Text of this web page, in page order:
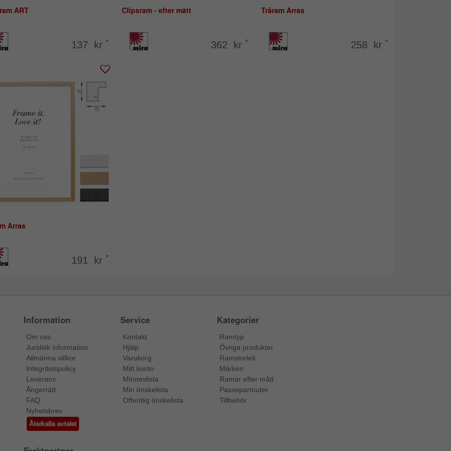
ART
137 kr *
Clipsram - efter mått
362 kr *
Träram Arras
258 kr *
Arras
191 kr *
Information
Om oss
Juridisk information
Allmänna villkor
Integritetspolicy
Leverans
Ångerrätt
FAQ
Nyhetsbrev
Återkalla avtalet
Service
Kontakt
Hjälp
Varukorg
Mitt konto
Minneslista
Min önskelista
Offentlig önskelista
Kategorier
Ramtyp
Övriga produkter
Ramstorlek
Märken
Ramar efter mått
Passepartouter
Tillbehör